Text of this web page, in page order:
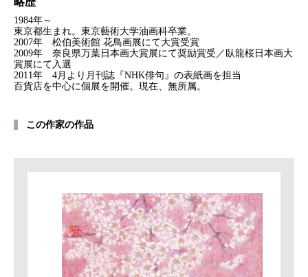
1984年～
東京都生まれ。東京藝術大学油画科卒業。
2007年 松伯美術館 花鳥画展にて大賞受賞
2009年 奈良県万葉日本画大賞展にて奨励賞受／臥龍桜日本画大
賞展にて入選
2011年 4月より月刊誌『NHK俳句』の表紙画を担当
百貨店を中心に個展を開催。現在、無所属。
この作家の作品